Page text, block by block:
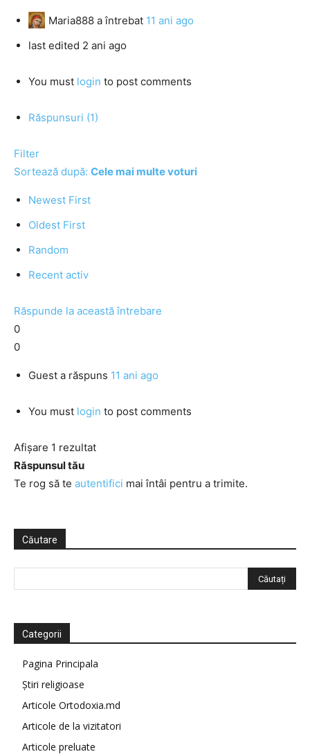
Maria888 a întrebat 11 ani ago
last edited 2 ani ago
You must login to post comments
Răspunsuri (1)
Filter
Sortează după: Cele mai multe voturi
Newest First
Oldest First
Random
Recent activ
Răspunde la această întrebare
0
0
Guest a răspuns 11 ani ago
You must login to post comments
Afișare 1 rezultat
Răspunsul tău
Te rog să te autentifici mai întâi pentru a trimite.
Căutare
Categorii
Pagina Principala
Știri religioase
Articole Ortodoxia.md
Articole de la vizitatori
Articole preluate